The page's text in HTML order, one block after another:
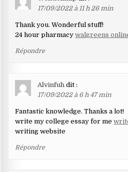
17/09/2022 à 11 h 26 min
Thank you. Wonderful stuff!
24 hour pharmacywalgreens
Répondre
Alvinfuh dit :
17/09/2022 à 6 h 47 min
Fantastic knowledge. Thanks a lot!
write my college essay for me
writing website
Répondre